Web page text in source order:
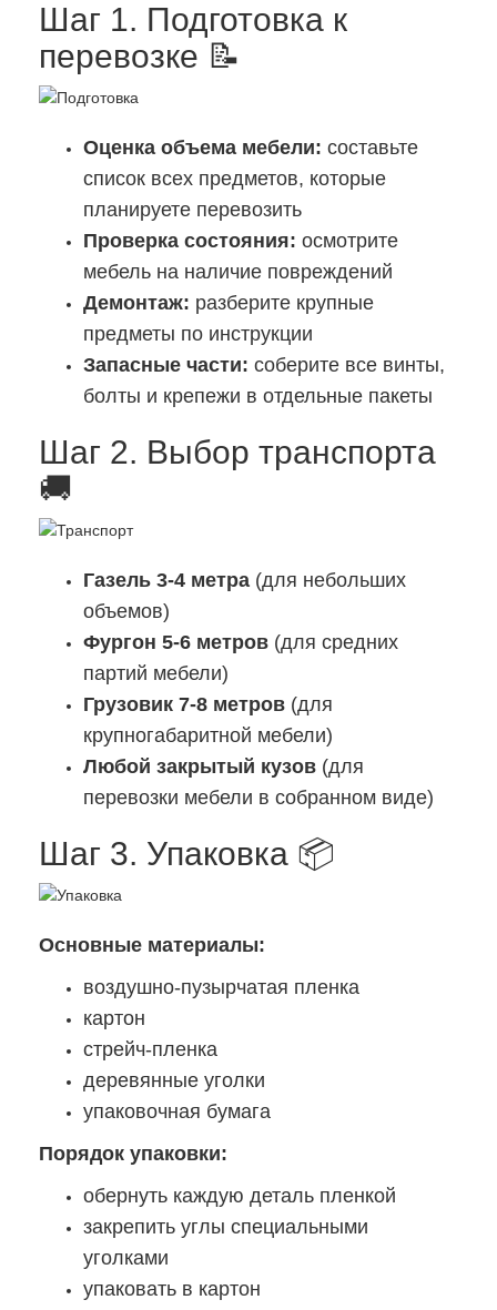
Шаг 1. Подготовка к
перевозке 📝
Оценка объема мебели: составьте
список всех предметов, которые
планируете перевозить
Проверка состояния: осмотрите
мебель на наличие повреждений
Демонтаж: разберите крупные
предметы по инструкции
Запасные части: соберите все винты,
болты и крепежи в отдельные пакеты
Шаг 2. Выбор транспорта
🚚
Газель 3-4 метра (для небольших
объемов)
Фургон 5-6 метров (для средних
партий мебели)
Грузовик 7-8 метров (для
крупногабаритной мебели)
Любой закрытый кузов (для
перевозки мебели в собранном виде)
Шаг 3. Упаковка 📦
Основные материалы:
воздушно-пузырчатая пленка
картон
стрейч-пленка
деревянные уголки
упаковочная бумага
Порядок упаковки:
обернуть каждую деталь пленкой
закрепить углы специальными
уголками
упаковать в картон